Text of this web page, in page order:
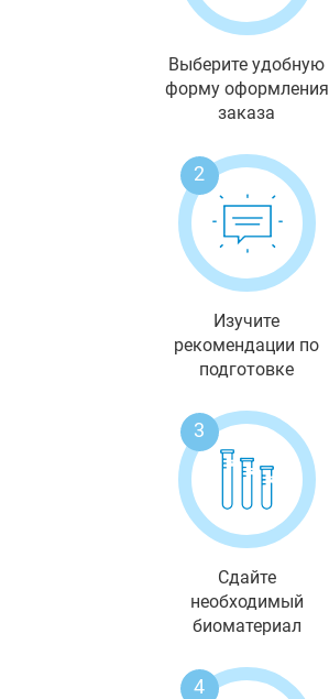
Выберите удобную
форму оформления
заказа
2
Изучите
рекомендации по
подготовке
3
Сдайте
необходимый
биоматериал
4